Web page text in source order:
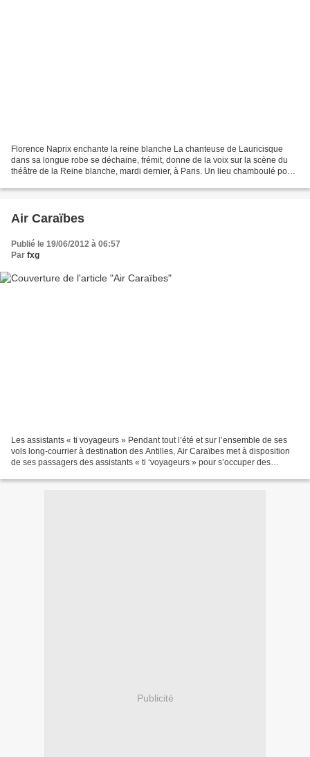
Florence Naprix enchante la reine blanche La chanteuse de Lauricisque
dans sa longue robe se déchaine, frémit, donne de la voix sur la scène du
théâtre de la Reine blanche, mardi dernier, à Paris. Un lieu chamboulé pour
Air Caraïbes
Publié le 19/06/2012 à 06:57
Par fxg
Les assistants « ti voyageurs » Pendant tout l’été et sur l’ensemble de ses
vols long-courrier à destination des Antilles, Air Caraïbes met à disposition
de ses passagers des assistants « ti ‘voyageurs » pour s’occuper des
Publicité